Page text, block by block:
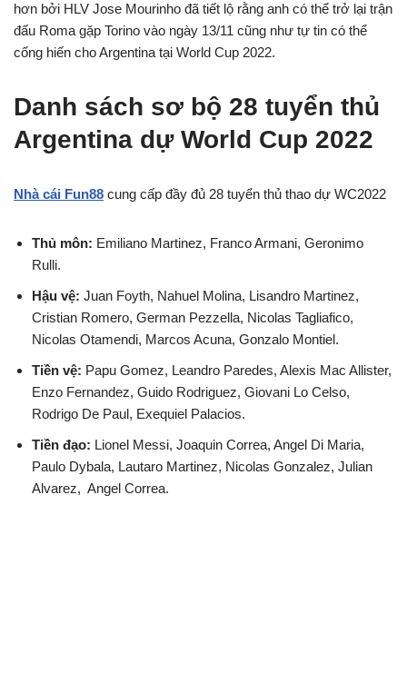
hơn bởi HLV Jose Mourinho đã tiết lộ rằng anh có thể trở lại trận
đấu Roma gặp Torino vào ngày 13/11 cũng như tự tin có thể
cống hiến cho Argentina tại World Cup 2022.
Danh sách sơ bộ 28 tuyển thủ
Argentina dự World Cup 2022
Nhà cái Fun88 cung cấp đầy đủ 28 tuyển thủ thao dự WC2022
Thủ môn: Emiliano Martinez, Franco Armani, Geronimo
Rulli.
Hậu vệ: Juan Foyth, Nahuel Molina, Lisandro Martinez,
Cristian Romero, German Pezzella, Nicolas Tagliafico,
Nicolas Otamendi, Marcos Acuna, Gonzalo Montiel.
Tiền vệ: Papu Gomez, Leandro Paredes, Alexis Mac Allister,
Enzo Fernandez, Guido Rodriguez, Giovani Lo Celso,
Rodrigo De Paul, Exequiel Palacios.
Tiền đạo: Lionel Messi, Joaquin Correa, Angel Di Maria,
Paulo Dybala, Lautaro Martinez, Nicolas Gonzalez, Julian
Alvarez, Angel Correa.